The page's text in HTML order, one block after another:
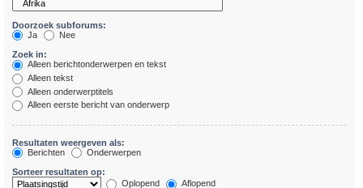
Doorzoek subforums:
Ja
Nee
Zoek in:
Alleen berichtonderwerpen en tekst
Alleen tekst
Alleen onderwerptitels
Alleen eerste bericht van onderwerp
Resultaten weergeven als:
Berichten
Onderwerpen
Sorteer resultaten op:
Oplopend
Aflopend